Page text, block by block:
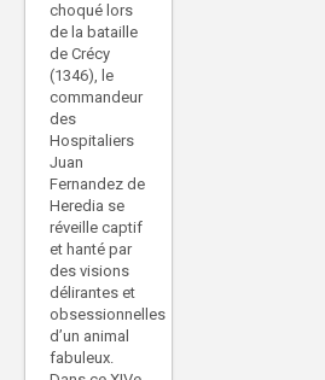
choqué lors
de la bataille
de Crécy
(1346), le
commandeur
des
Hospitaliers
Juan
Fernandez de
Heredia se
réveille captif
et hanté par
des visions
délirantes et
obsessionnelles
d’un animal
fabuleux.